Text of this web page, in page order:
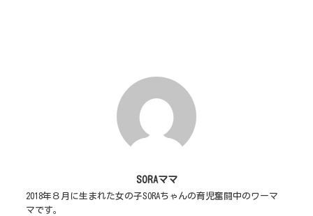
SORAママ
2018年８月に生まれた女の子SORAちゃんの育児奮闘中のワーマ
マです。